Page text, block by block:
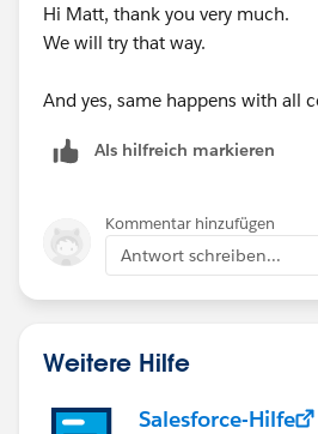
Hi Matt, thank you very much.
We will try that way.
And yes, same happens with all
Als hilfreich markieren
Kommentar hinzufügen
Antwort schreiben...
Weitere Hilfe
Salesforce-Hilfe